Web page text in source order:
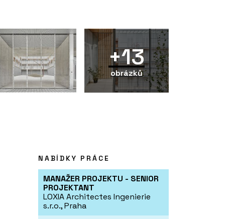
+13
obrázků
NABÍDKY PRÁCE
MANAŽER PROJEKTU - SENIOR
PROJEKTANT
LOXIA Architectes Ingenierie
s.r.o., Praha